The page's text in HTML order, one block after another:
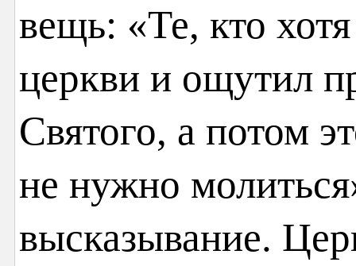
вещь: «Те, кто
церкви и ощутил
Святого, а потом
не нужно
высказывание.